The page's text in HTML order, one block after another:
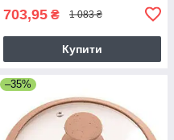
703,95 ₴ 1 083 ₴
Купити
–35%